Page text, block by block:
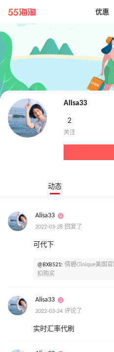
带你去官网买正品
优惠
Alisa33
2
动态
Alisa33
2022-03-28 回复了
可代下
@BXB521: 倩碧Clinique美国
扣购买
Alisa33
2022-03-24 评论了
实时汇率代刷